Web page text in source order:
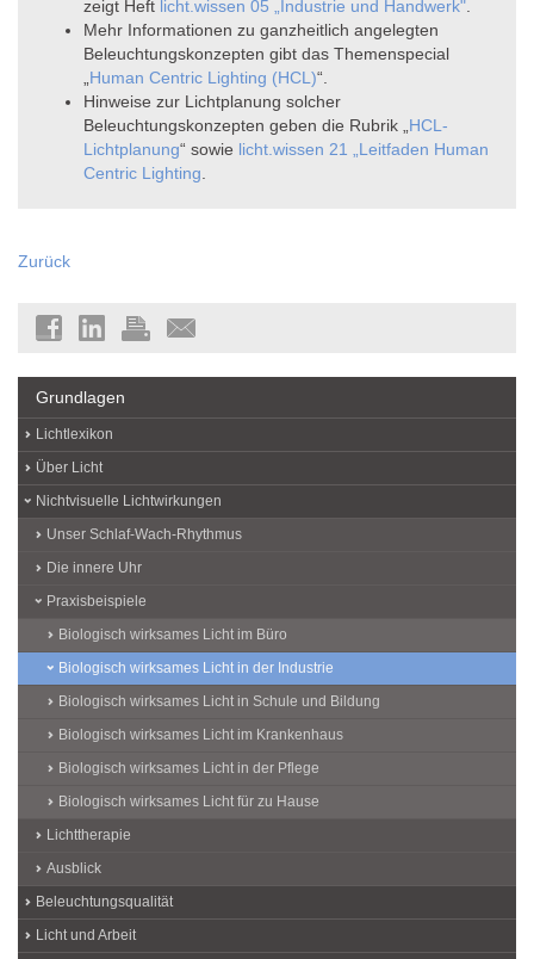
zeigt Heft licht.wissen 05 „Industrie und Handwerk"
Mehr Informationen zu ganzheitlich angelegten
Beleuchtungskonzepten gibt das Themenspecial
Human Centric Lighting (HCL)“.
Hinweise zur Lichtplanung solcher
Beleuchtungskonzepten geben die Rubrik „ HCL-
Lichtplanung“ sowie licht.wissen 21 „Leitfaden Human
Centric Lighting
Zurück
Grundlagen
Lichtlexikon
Über Licht
Nichtvisuelle Lichtwirkungen
Unser Schlaf-Wach-Rhythmus
Die innere Uhr
Praxisbeispiele
Biologisch wirksames Licht im Büro
Biologisch wirksames Licht in der Industrie
Biologisch wirksames Licht in Schule und Bildung
Biologisch wirksames Licht im Krankenhaus
Biologisch wirksames Licht in der Pflege
Biologisch wirksames Licht für zu Hause
Lichttherapie
Ausblick
Beleuchtungsqualität
Licht und Arbeit